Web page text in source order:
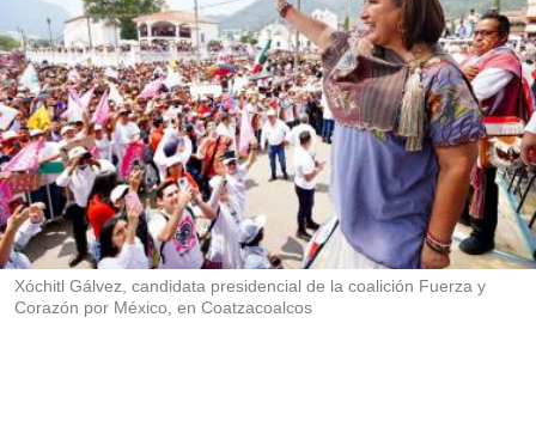
s
d
e
c
o
m
p
a
r
t
i
r
Xóchitl Gálvez, candidata presidencial de la coalición Fuerza y
Corazón por México, en Coatzacoalcos